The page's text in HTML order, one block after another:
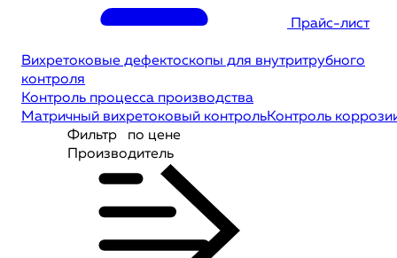
Прайс-лист
Вихретоковые дефектоскопы для внутритрубного
контроля
Контроль процесса производства
Матричный вихретоковый контрольКонтроль
по цене
Фильтр
Производитель